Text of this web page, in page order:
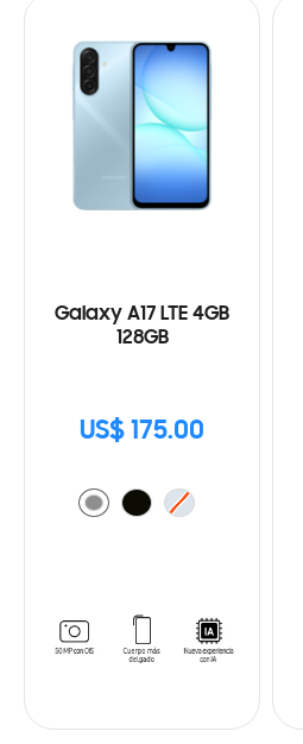
Galaxy A17 LTE 4GB
128GB
US$ 175.00